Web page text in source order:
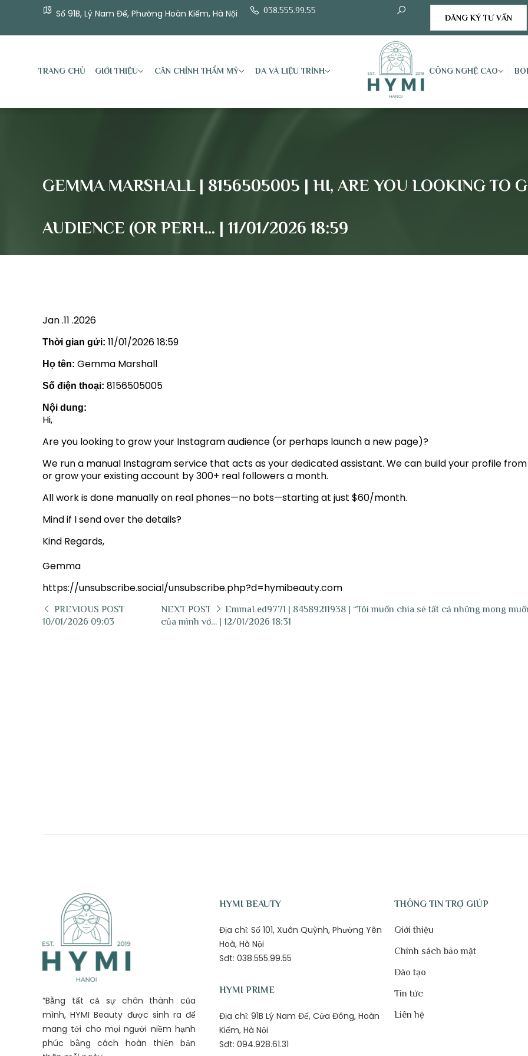
Số 91B, Lý Nam Đế, Phường Hoàn Kiếm, Hà Nội
038.555.99.55
ĐĂNG KÝ TƯ VẤN
TRANG CHỦ GIỚI THIỆU CĂN CHỈNH THẨM MỸ DA VÀ LIỆU TRÌNH CÔNG NGHỆ CAO
GEMMA MARSHALL | 8156505005 | HI, ARE YOU LOOKING TO
AUDIENCE (OR PERH… | 11/01/2026 18:59
Jan .11 .2026
Thời gian gửi: 11/01/2026 18:59
Họ tên: Gemma Marshall
Số điện thoại: 8156505005
Nội dung:
Hi,
Are you looking to grow your Instagram audience (or perhaps launch a new page)?
We run a manual Instagram service that acts as your dedicated assistant. We can build your profile
or grow your existing account by 300+ real followers a month.
All work is done manually on real phones—no bots—starting at just $60/month.
Mind if I send over the details?
Kind Regards,
Gemma
https://unsubscribe.social/unsubscribe.php?d=hymibeauty.com
PREVIOUS POST
10/01/2026 09:03
NEXT POST
EmmaLed9771 | 84589211938 | “Tôi muốn chia sẻ tất cả những mong
của mình vớ… | 12/01/2026 18:31
“Bằng tất cả sự chân thành của
mình, HYMI Beauty được sinh ra để
mang tới cho mọi người niềm hạnh
phúc bằng cách hoàn thiện bản
HYMI BEAUTY
Địa chỉ: Số 101, Xuân Quỳnh, Phường Yên
Hoà, Hà Nội
Sđt: 038.555.99.55
HYMI PRIME
Địa chỉ: 91B Lý Nam Đế, Cửa Đông, Hoàn
Kiếm, Hà Nội
Sđt: 094.928.61.31
THÔNG TIN TRỢ GIÚP
Giới thiệu
Chính sách bảo mật
Đào tạo
Tin tức
Liên hệ